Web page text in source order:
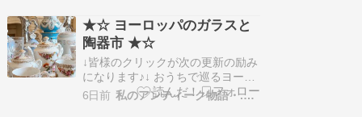
日時＞2026年 8月30日（日）PM
2:00 ~ 4:00ラインコントロール・
アンプAIR TIGHT「ATC-7」希望
小売価格：2,53…
★☆ ヨーロッパのガラスと
陶器市 ★☆
↓皆様のクリックが次の更新の励み
になります♪↓ おうちで巡るヨーロ
ッパのガラスと陶器市 8月最初の
6日前 私のアンティーク物語・.。*.・o.